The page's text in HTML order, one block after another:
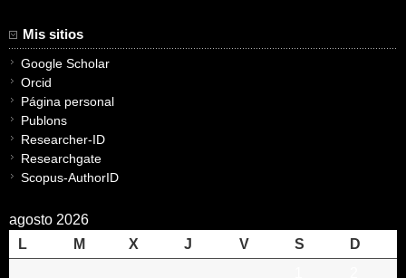
Mis sitios
Google Scholar
Orcid
Página personal
Publons
Researcher-ID
Researchgate
Scopus-AuthorID
agosto 2026
L
M X J V S
D